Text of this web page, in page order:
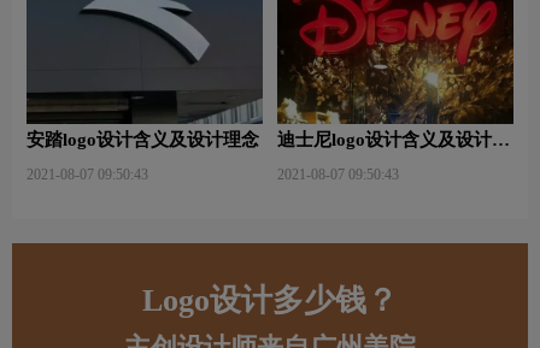
安踏logo设计含义及设计理念
2021-08-07 09:50:43
迪士尼logo设计含义及设计理
2021-08-07 09:50:43
Logo设计多少钱？